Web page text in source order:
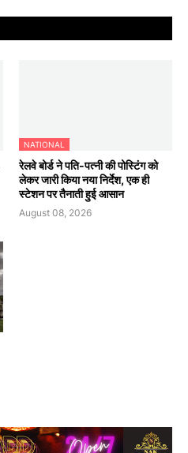
NATIONAL
रेलवे बोर्ड ने पति-पत्नी की पोस्टिंग को
लेकर जारी किया नया निर्देश, एक ही
स्टेशन पर तैनाती हुई आसान
August 08, 2026